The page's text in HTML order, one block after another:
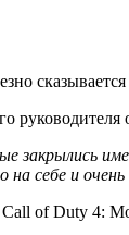
руководителя
закрылись
себе и
of Duty 4: